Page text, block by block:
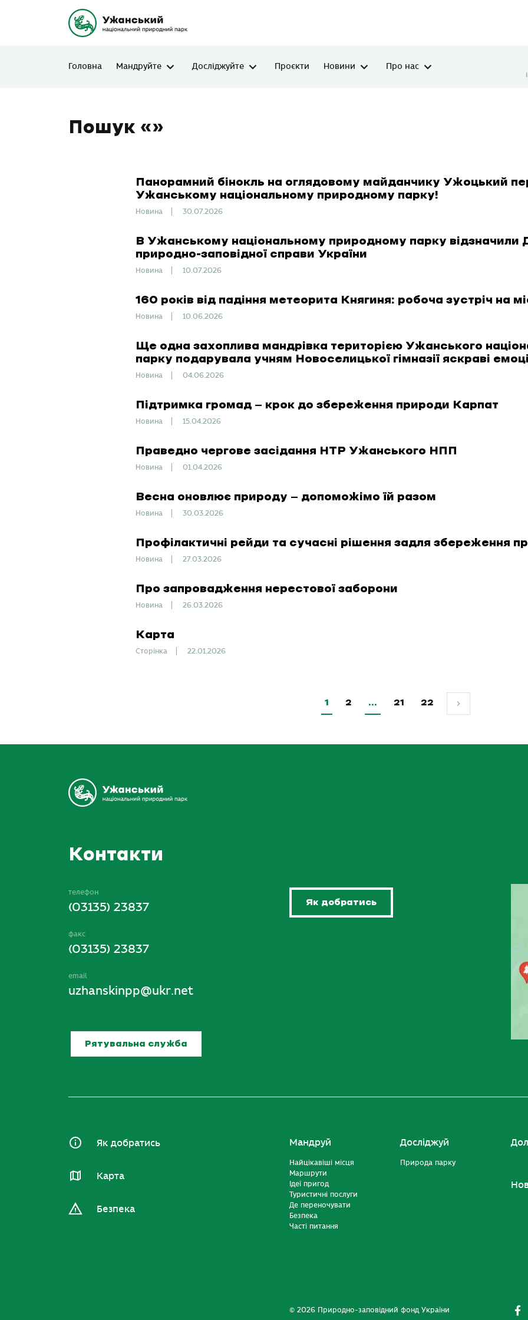
Головна Мандруйте Досліджуйте Проєкти Новини Про нас
Пошук «»
Панорамний бінокль на оглядовому майданчику Ужоцький
Ужанському національному природному парку!
Новина 30.07.2026
В Ужанському національному природному парку відзначили
природно-заповідної справи України
Новина 10.07.2026
160 років від падіння метеорита Княгиня: робоча зустріч на
Новина 10.06.2026
Ще одна захоплива мандрівка територією Ужанського
парку подарувала учням Новоселицької гімназії яскраві
Новина 04.06.2026
Підтримка громад — крок до збереження природи Карпат
Новина 15.04.2026
Праведно чергове засідання НТР Ужанського НПП
Новина 01.04.2026
Весна оновлює природу — допоможімо їй разом
Новина 30.03.2026
Профілактичні рейди та сучасні рішення задля збереження
Новина 27.03.2026
Про запровадження нерестової заборони
Новина 26.03.2026
Карта
Сторінка 22.01.2026
1 2 … 21 22
Контакти
телефон
(03135) 23837
факс
(03135) 23837
email
uzhanskinpp@ukr.net
Рятувальна служба
Як добратись
Як добратись
Карта
Безпека
Мандруй
Найцікавіші місця
Маршрути
Ідеї пригод
Туристичні послуги
Де переночувати
Безпека
Часті питання
Досліджуй
Природа парку
© 2026 Природно-заповідний фонд України